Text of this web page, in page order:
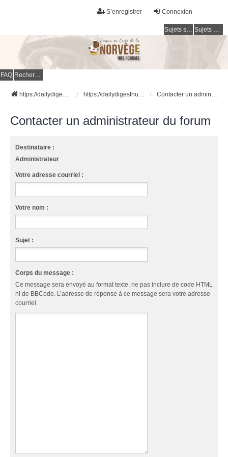
Connexion
S’enregistrer
Sujets sans réponse Sujets actifs
FAQ Rechercher
https://dailydigesthub.com https://dailydigesthub.com Contacter un administrateur du forum
Contacter un administrateur du forum
Destinataire :
Administrateur
Votre adresse courriel :
Votre nom :
Sujet :
Corps du message :
Ce message sera envoyé au format texte, ne pas inclure de code HTML
ni de BBCode. L’adresse de réponse à ce message sera votre adresse
courriel.